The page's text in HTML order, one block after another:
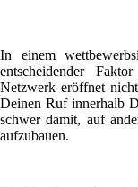
In einem
entscheidender
Netzwerk eröffnet
Deinen Ruf innerhalb
schwer damit, auf
aufzubauen.